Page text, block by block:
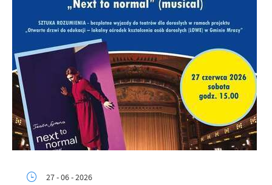
27 - 06 - 2026